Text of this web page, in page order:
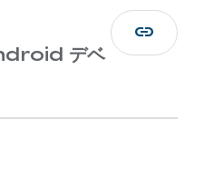
デベ
link